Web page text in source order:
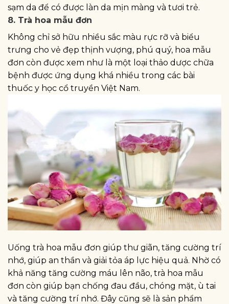
sạm da để có được làn da mịn màng và tươi trẻ.
8. Trà hoa mẫu đơn
Không chỉ sở hữu nhiều sắc màu rực rỡ và biểu
trưng cho vẻ đẹp thịnh vượng, phú quý, hoa mẫu
đơn còn được xem như là một loại thảo dược chữa
bệnh được ứng dụng khá nhiều trong các bài
thuốc y học cổ truyền Việt Nam.
Uống trà hoa mẫu đơn giúp thư giãn, tăng cường trí
nhớ, giúp an thần và giải tỏa áp lực hiệu quả. Nhờ có
khả năng tăng cường máu lên não, trà hoa mẫu
đơn còn giúp bạn chống đau đầu, chóng mặt, ù tai
và tăng cường trí nhớ. Đây cũng sẽ là sản phẩm